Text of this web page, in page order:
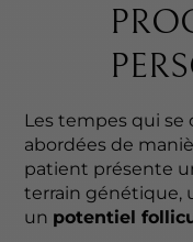
Les tempes qui
abordées de
patient présente
terrain génétique,
un potentiel